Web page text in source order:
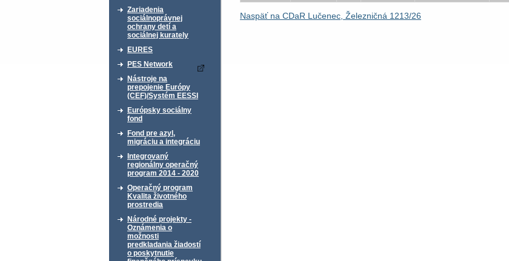
Zariadenia
sociálnoprávnej
ochrany detí a
sociálnej kurately
EURES
PES Network
Nástroje na
prepojenie Európy
(CEF)/Systém EESSI
Európsky sociálny
fond
Fond pre azyl,
migráciu a integráciu
Integrovaný
regionálny operačný
program 2014 - 2020
Operačný program
Kvalita životného
prostredia
Národné projekty -
Oznámenia o
možnosti
predkladania žiadostí
o poskytnutie
Naspäť na CDaR Lučenec, Železničná 1213/26